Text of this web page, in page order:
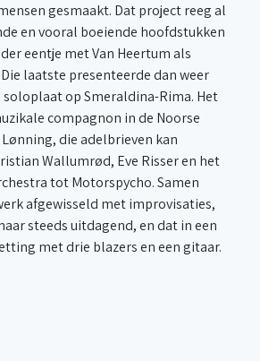
gesmaakt. Dat project reeg al
en vooral boeiende hoofdstukken
eentje met Van Heertum als
laatste presenteerde dan weer
op Smeraldina-Rima. Het
compagnon in de Noorse
die adelbrieven kan
Wallumrød, Eve Risser en het
tot Motorspycho. Samen
afgewisseld met improvisaties,
steeds uitdagend, en dat in een
met drie blazers en een gitaar.